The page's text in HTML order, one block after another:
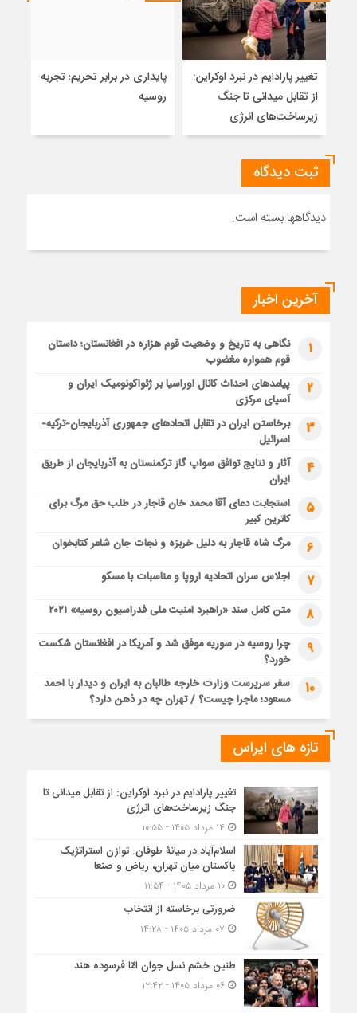
تغییر پارادایم در نبرد اوکراین:
از تقابل میدانی تا جنگ
زیرساخت‌های انرژی
پایداری در برابر تحریم؛ تجربه
روسیه
ثبت دیدگاه
دیدگاهها بسته است.
آخرین اخبار
1
نگاهی به تاریخ و وضعیت قوم هزاره در افغانستان؛ داستان
قوم همواره مغضوب
2
پیامدهای احداث کانال اوراسیا بر ژئواکونومیک ایران و
آسیای مرکزی
3
برخاستن ایران در تقابل اتحادهای جمهوری آذربایجان-ترکیه-
اسرائیل
4
آثار و نتایج توافق سواپ گاز ترکمنستان به آذربایجان از طریق
ایران
5
استجابت دعای آقا محمد خان قاجار در طلب حق مرگ برای
کاترین کبیر
6 مرگ شاه قاجار به دلیل خربزه و نجات جان شاعر کتابخوان
7 اجلاس سران اتحادیه اروپا و مناسبات با مسکو
8 متن کامل سند «راهبرد امنیت ملی فدراسیون روسیه» ۲۰۲۱
9
چرا روسیه در سوریه موفق شد و آمریکا در افغانستان شکست
خورد؟
10
سفر سرپرست وزارت خارجه طالبان به ایران و دیدار با احمد
مسعود؛ ماجرا چیست؟ / تهران چه در ذهن دارد؟
تازه های ایراس
تغییر پارادایم در نبرد اوکراین: از تقابل میدانی تا
جنگ زیرساخت‌های انرژی
اسلام‌آباد در میانۀ طوفان: توازن استراتژیک
پاکستان میان تهران، ریاض و صنعا
۱۰ مرداد ۱۴۰۵ - ۱۱:۵۴
ضرورتی برخاسته از انتخاب
طنین خشم نسل جوان امّا فرسوده هند
۰۶ مرداد ۱۴۰۵ - ۱۲:۴۲